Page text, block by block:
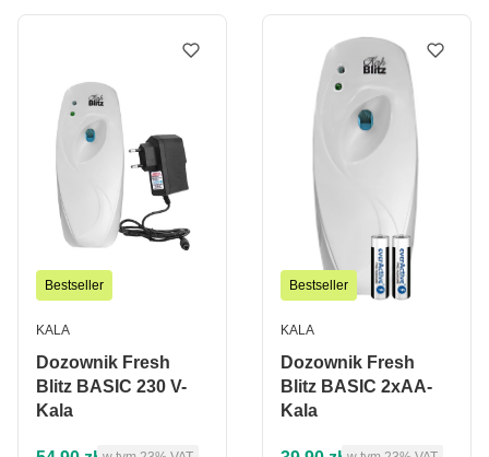
Bestseller
Dozownik Fresh
Blitz BASIC 230 V-
Kala
PRODUCENT
KALA
Bestseller
Dozownik Fresh
Blitz BASIC 2xAA-
Kala
PRODUCENT
KALA